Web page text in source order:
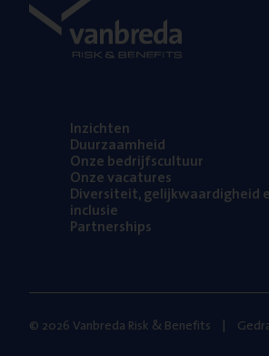
Inzich­ten
Duur­zaam­heid
Onze bedrijfs­cul­tuur
Onze vaca­tu­res
Diver­si­teit, gelijk­waar­dig­heid
inclusie
Part­ner­ships
© 2026 Vanbreda Risk & Benefits